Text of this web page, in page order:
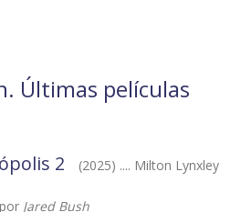
Últimas películas
2
(2025) .... Milton Lynxley
Jared Bush